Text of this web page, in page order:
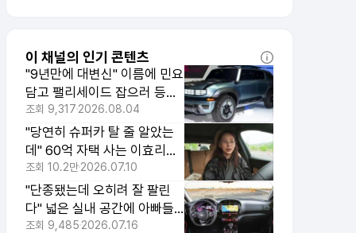
이 채널의 인기 콘텐츠
"9년만에 대변신" 이름에 민요
담고 팰리세이드 잡으러 등판
하는 국산 신형 SUV
조회 9,317 2026.08.04
"당연히 슈퍼카 탈 줄 알았는
데" 60억 자택 사는 이효리가
10년째 고집하는 패밀리카
조회 10.2만2026.07.10
"단종됐는데 오히려 잘 팔린
다" 넓은 실내 공간에 아빠들
도 찾는 1천만 원대 국산차
조회 9,485 2026.07.16